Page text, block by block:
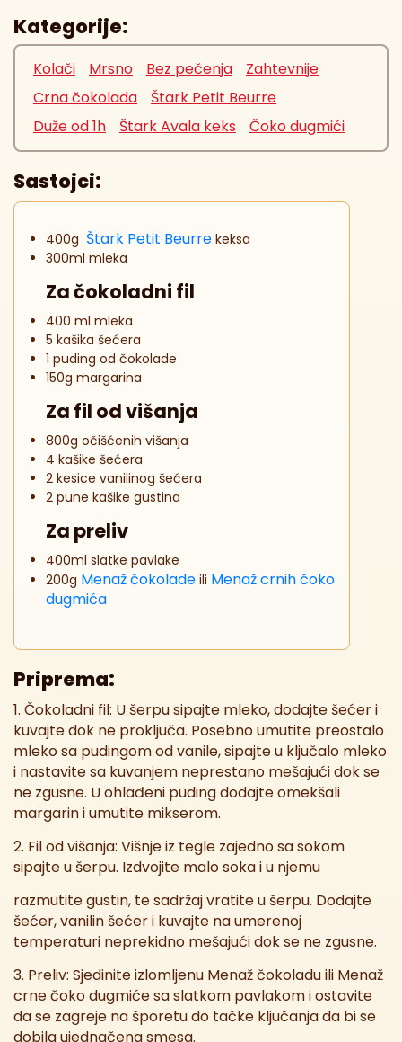
Kategorije:
Kolači Mrsno Bez pečenja
Zahtevnije
Crna čokolada
Štark Petit Beurre
Duže od 1h
Štark Avala keks Čoko dugmići
Sastojci:
400g Štark Petit Beurre keksa
300ml mleka
Za čokoladni fil
400 ml mleka
5 kašika šećera
1 puding od čokolade
150g margarina
Za fil od višanja
800g očišćenih višanja
4 kašike šećera
2 kesice vanilinog šećera
2 pune kašike gustina
Za preliv
400ml slatke pavlake
200g Menaž čokolade ili Menaž crnih čoko
dugmića
Priprema:
1. Čokoladni fil: U šerpu sipajte mleko, dodajte šećer i
kuvajte dok ne proključa. Posebno umutite preostalo
mleko sa pudingom od vanile, sipajte u ključalo mleko
i nastavite sa kuvanjem neprestano mešajući dok se
ne zgusne. U ohlađeni puding dodajte omekšali
margarin i umutite mikserom.
2. Fil od višanja: Višnje iz tegle zajedno sa sokom
sipajte u šerpu. Izdvojite malo soka i u njemu
razmutite gustin, te sadržaj vratite u šerpu. Dodajte
šećer, vanilin šećer i kuvajte na umerenoj
temperaturi neprekidno mešajući dok se ne zgusne.
3. Preliv: Sjedinite izlomljenu Menaž čokoladu ili Menaž
crne čoko dugmiće sa slatkom pavlakom i ostavite
da se zagreje na šporetu do tačke ključanja da bi se
dobila ujednačena smesa.